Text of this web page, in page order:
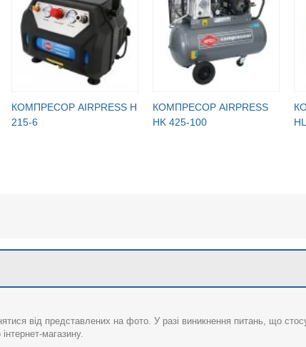
КОМПРЕСОР AIRPRESS H
215-6
КОМПРЕСОР AIRPRESS
HK 425-100
від представлених на фото. У разі виникнення питань, що
магазину.